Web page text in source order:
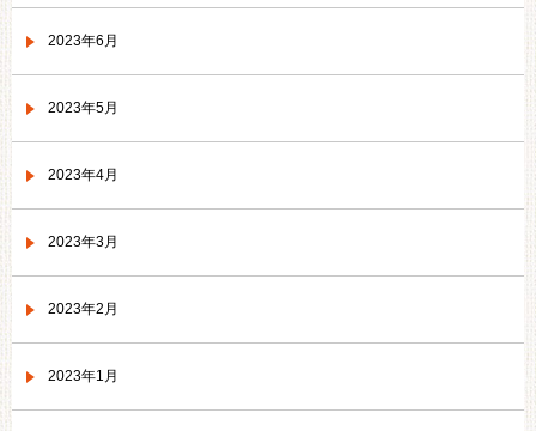
2023年6月
2023年5月
2023年4月
2023年3月
2023年2月
2023年1月